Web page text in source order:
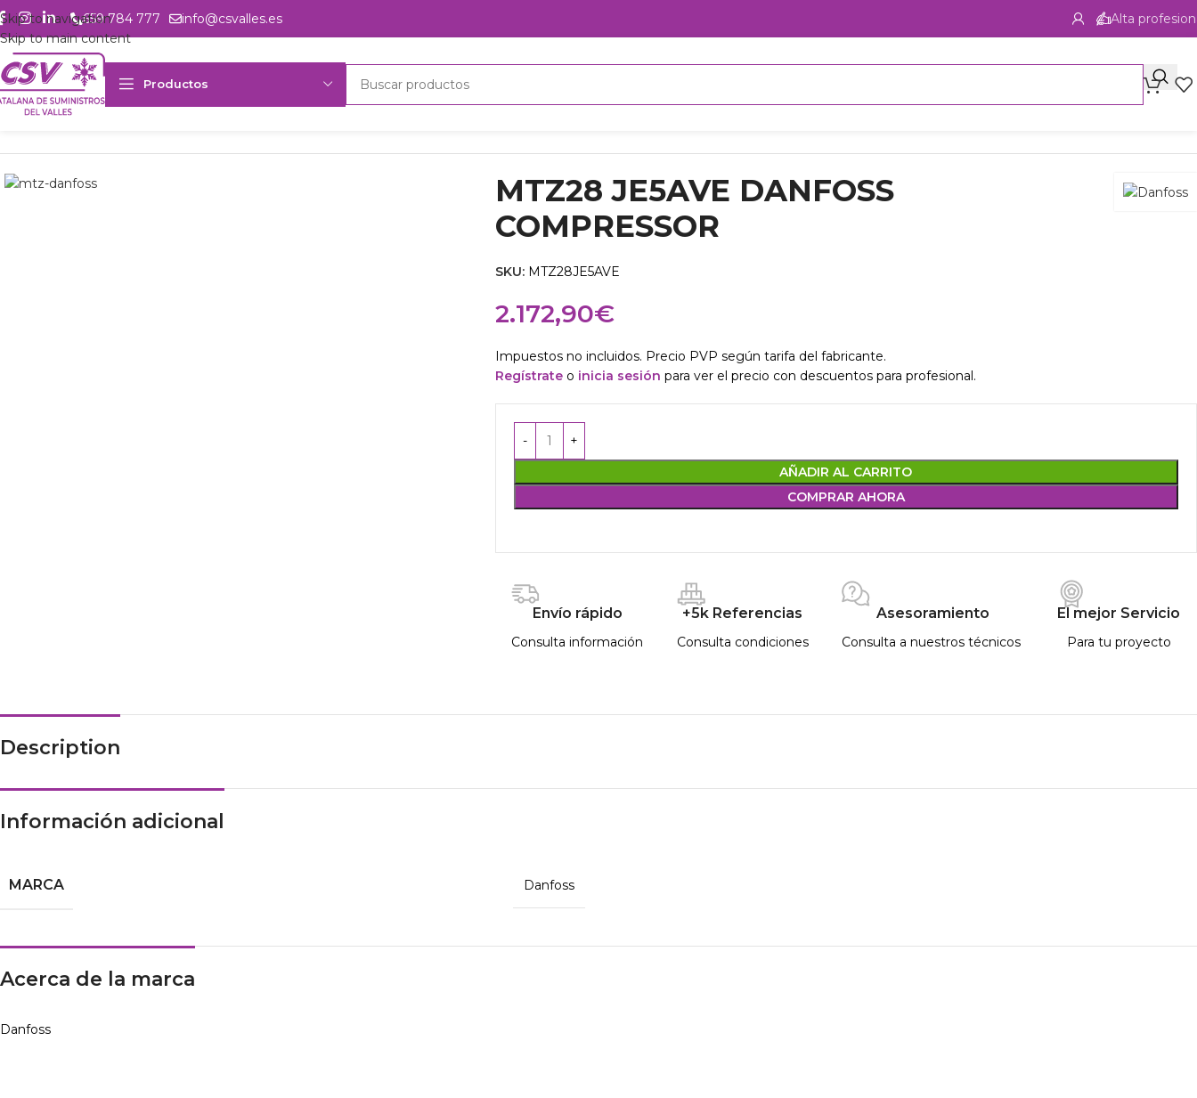
Skip to navigation
Skip to main content
659 784 777 info@csvalles.es Alta
Productos
Inicio Productos
MTZ28 JE5AVE DANFOSS
COMPRESSOR
SKU: MTZ28JE5AVE
2.172,90€
Impuestos no incluidos. Precio PVP según tarifa del fabricante.
Regístrateo inicia sesión para ver el precio con descuentos para profesional.
AÑADIR AL CARRITO
COMPRAR AHORA
Envío rápido
Consulta información
+5k Referencias
Consulta condiciones
Asesoramiento
Consulta a nuestros técnicos
El mejor Servicio
Para tu proyecto
Description
Información adicional
MARCA Danfoss
Acerca de la marca
Danfoss